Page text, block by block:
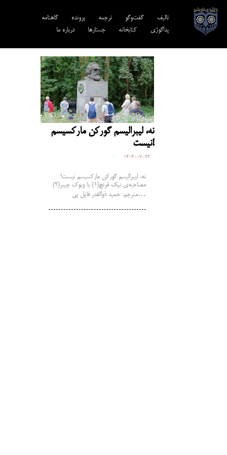
تالیف‎‌ گفت‌وگو ترجمه‌ پرونده
گاهنامه
پداگوژی
کتابخانه جستارها درباره ما
نه، لیبرالیسم گورکن مارکسیسم
نیست!
1404-07-22
نه، لیبرالیسم گورکن مارکسیسم نیست!
مصاحبه‌ی نیک فرنچ(۱) با ویوک چیبر(۲)
مترجم: حمید ذوالقدر فایل پی…